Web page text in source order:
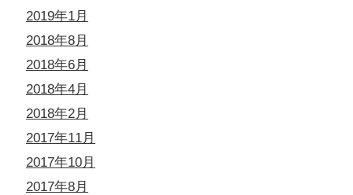
2019年1月
2018年8月
2018年6月
2018年4月
2018年2月
2017年11月
2017年10月
2017年8月